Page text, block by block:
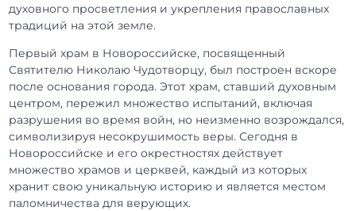
духовного просветления и укрепления православных
традиций на этой земле.
Первый храм в Новороссийске, посвященный
Святителю Николаю Чудотворцу, был построен вскоре
после основания города. Этот храм, ставший духовным
центром, пережил множество испытаний, включая
разрушения во время войн, но неизменно возрождался,
символизируя несокрушимость веры. Сегодня в
Новороссийске и его окрестностях действует
множество храмов и церквей, каждый из которых
хранит свою уникальную историю и является местом
паломничества для верующих.